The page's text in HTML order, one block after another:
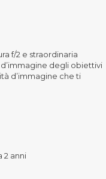
f/2 e straordinaria
degli obiettivi
d’immagine che ti
2 anni